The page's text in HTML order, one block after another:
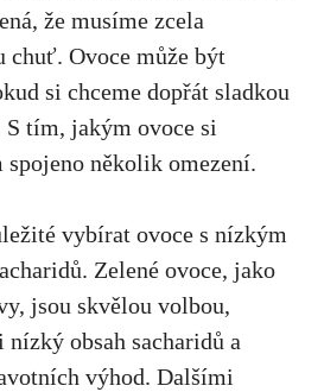
že musíme ​zcela
chuť. Ovoce⁣ může⁤ být​
si chceme dopřát sladkou
‍tím, jakým ​ovoce si
několik omezení.
‌vybírat ovoce s nízkým
⁢Zelené ovoce, jako
jsou skvělou ⁢volbou,
obsah sacharidů a
výhod. Dalšími